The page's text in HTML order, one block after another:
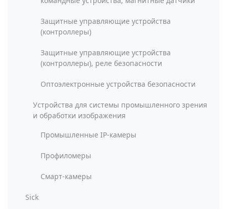
Защитные управляющие устройства
(контроллеры)
Защитные управляющие устройства
(контроллеры), реле безопасности
Оптоэлектронные устройства безопасности
Устройства для системы промышленного зрения
и обработки изображения
Промышленные IP-камеры
Профиломеры
Смарт-камеры
Sick